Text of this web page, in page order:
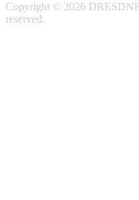
Copyright © 2026
reserved.